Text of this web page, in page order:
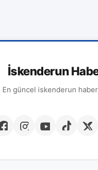
İskenderun
En güncel iskenderun